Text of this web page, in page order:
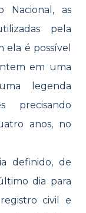
Nacional, as
pela
ela é possível
em uma
legenda
precisando
anos, no
definido, de
dia para
civil e